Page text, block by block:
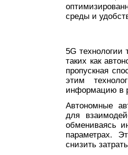
среды и
5G технологии
таких как
пропускная
этим
информацию в
Автономные
для
обмениваясь
параметрах.
снизить